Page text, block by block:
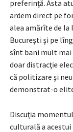
preferinţă. Asta
ardem direct pe
alea amărîte de la
Bucureşti şi pe
sînt bani mult mai
doar distracţie
că politizare şi
demonstrat-o
Discuţia
culturală a acestui